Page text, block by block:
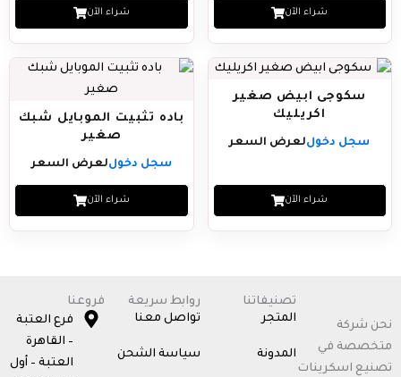
شراء الآن شراء الآن
سكوجى ابيض صغير
اكريليك
سجل دخوللعرض السعر
شراء الآن
باده تثبيت الموبايل شبك
صغير
سجل دخوللعرض السعر
شراء الآن
نحن شركة
متخصصة في
تصنيع اسكرينات
تصنيفاتنا
المتجر
المدونة
روابط سريعة
تواصل معنا
سياسة الشحن
فروعنا
فرع العتبة
– القاهرة
العتبة – أول